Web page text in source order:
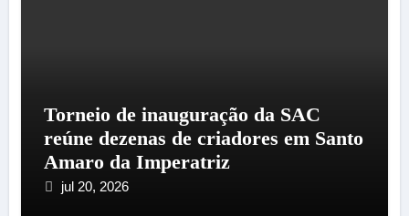
Torneio de inauguração da SAC
reúne dezenas de criadores em Santo
Amaro da Imperatriz
jul 20, 2026